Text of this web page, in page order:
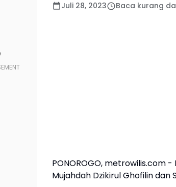
Juli 28, 2023 Baca kurang
PONOROGO, metrowilis.com
Mujahdah Dzikirul Ghofilin